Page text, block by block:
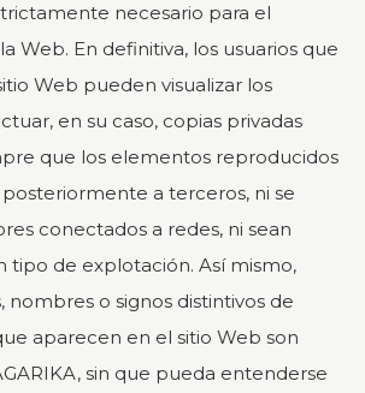
necesario para el
Web. En definitiva, los usuarios que
Web pueden visualizar los
en su caso, copias privadas
que los elementos reproducidos
a terceros, ni se
conectados a redes, ni sean
tipo de explotación. Así mismo,
nombres o signos distintivos de
aparecen en el sitio Web son
sin que pueda entenderse